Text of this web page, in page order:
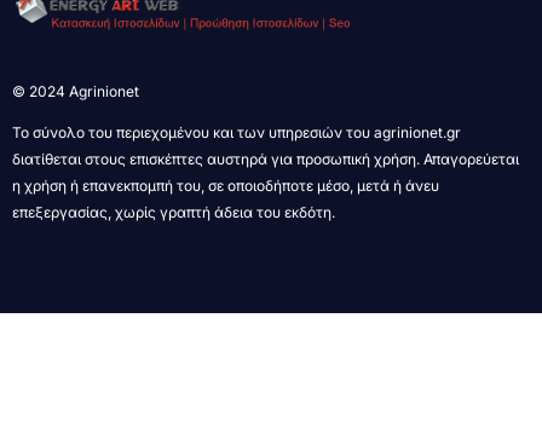
© 2024 Agrinionet
Το σύνολο του περιεχομένου και των υπηρεσιών του agrinionet.gr
διατίθεται στους επισκέπτες αυστηρά για προσωπική χρήση. Απαγορεύεται
η χρήση ή επανεκπομπή του, σε οποιοδήποτε μέσο, μετά ή άνευ
επεξεργασίας, χωρίς γραπτή άδεια του εκδότη.